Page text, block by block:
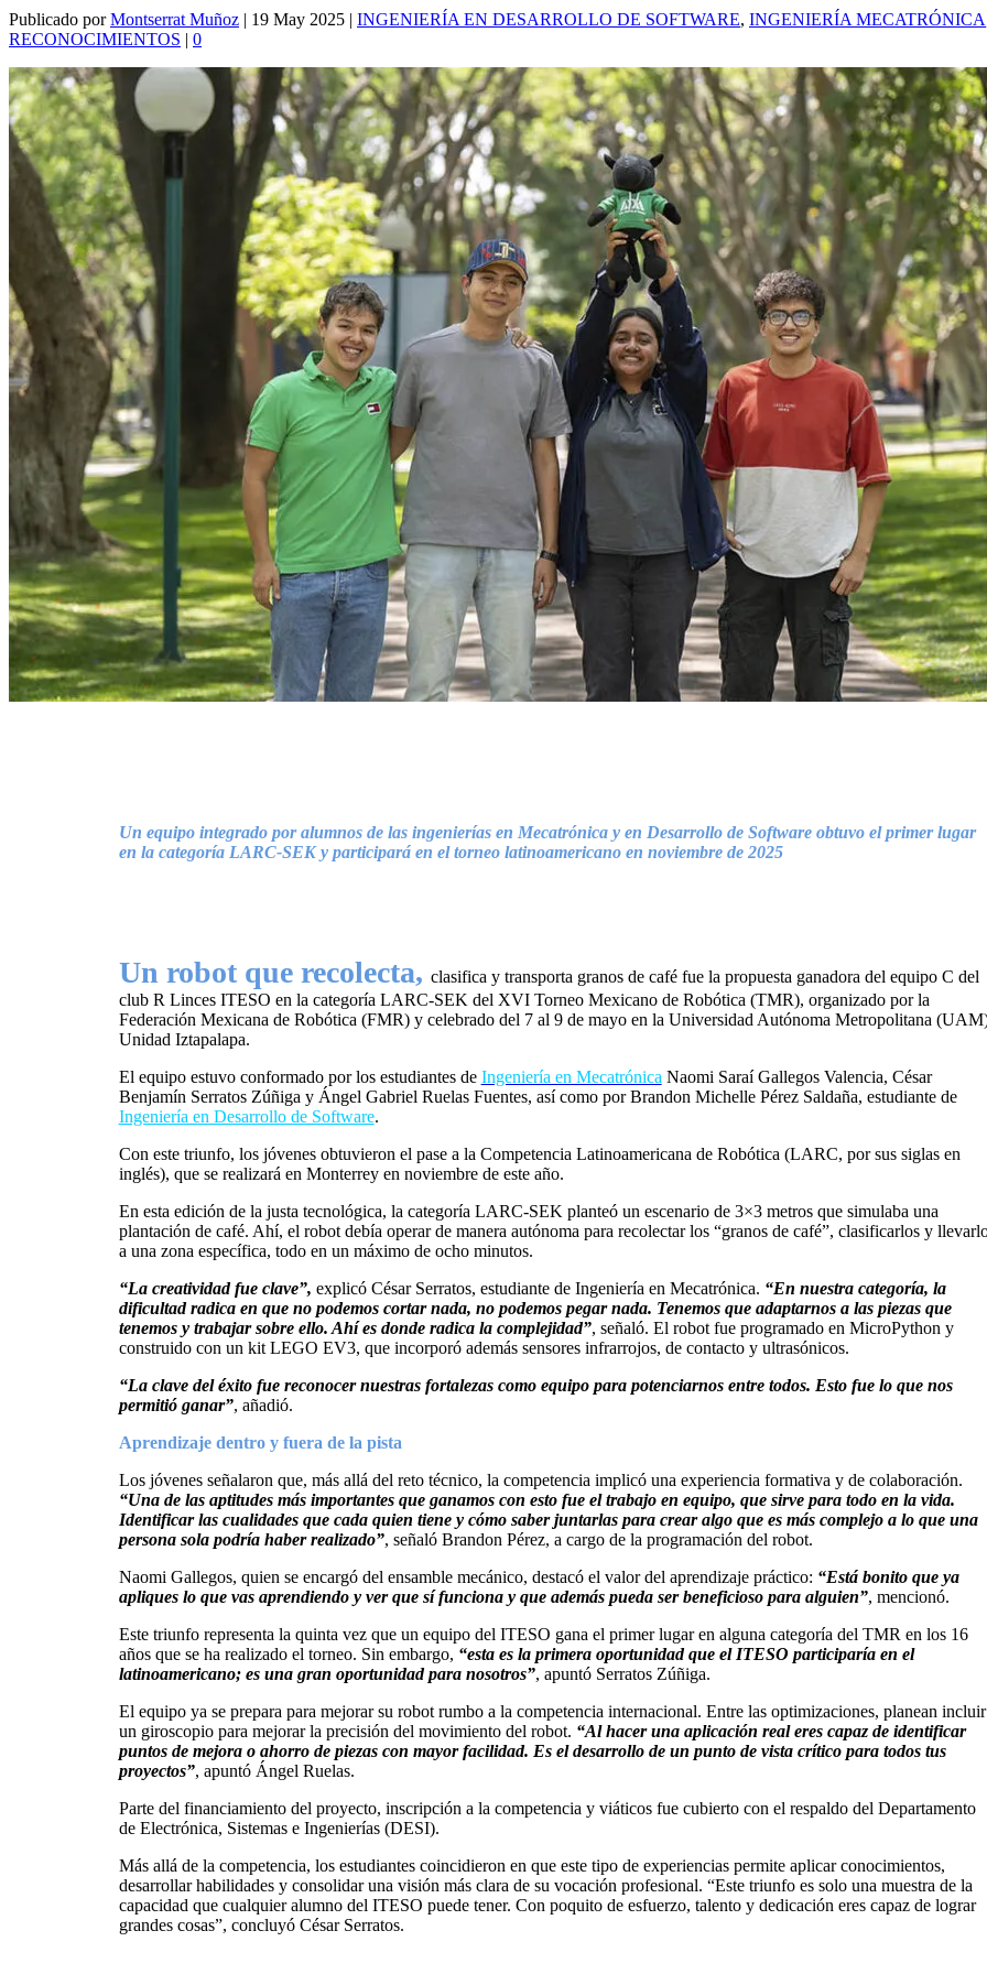
Publicado porMontserrat Muñoz | 19 May 2025 | INGENIERÍA EN DESARROLLO DE SOFTWARE, INGENIERÍA MECATRÓNICA
RECONOCIMIENTOS | 0
Un equipo integrado por alumnos de las ingenierías en Mecatrónica y en Desarrollo de Software obtuvo el primer lugar
en la categoría LARC-SEK y participará en el torneo latinoamericano en noviembre de 2025
Un robot que recolecta, clasifica y transporta granos de café fue la propuesta ganadora del equipo C del
club R Linces ITESO en la categoría LARC-SEK del XVI Torneo Mexicano de Robótica (TMR), organizado por la
Federación Mexicana de Robótica (FMR) y celebrado del 7 al 9 de mayo en la Universidad Autónoma Metropolitana
Unidad Iztapalapa.
El equipo estuvo conformado por los estudiantes de Ingeniería en Mecatrónica Naomi Saraí Gallegos Valencia, César
Benjamín Serratos Zúñiga y Ángel Gabriel Ruelas Fuentes, así como por Brandon Michelle Pérez Saldaña, estudiante de
Ingeniería en Desarrollo de Software.
Con este triunfo, los jóvenes obtuvieron el pase a la Competencia Latinoamericana de Robótica (LARC, por sus siglas en
inglés), que se realizará en Monterrey en noviembre de este año.
En esta edición de la justa tecnológica, la categoría LARC-SEK planteó un escenario de 3×3 metros que simulaba una
plantación de café. Ahí, el robot debía operar de manera autónoma para recolectar los “granos de café”, clasificarlos y
a una zona específica, todo en un máximo de ocho minutos.
“La creatividad fue clave”, explicó César Serratos, estudiante de Ingeniería en Mecatrónica. “En nuestra categoría, la
dificultad radica en que no podemos cortar nada, no podemos pegar nada. Tenemos que adaptarnos a las piezas que
tenemos y trabajar sobre ello. Ahí es donde radica la complejidad”, señaló. El robot fue programado en MicroPython y
construido con un kit LEGO EV3, que incorporó además sensores infrarrojos, de contacto y ultrasónicos.
“La clave del éxito fue reconocer nuestras fortalezas como equipo para potenciarnos entre todos. Esto fue lo que nos
permitió ganar”, añadió.
Aprendizaje dentro y fuera de la pista
Los jóvenes señalaron que, más allá del reto técnico, la competencia implicó una experiencia formativa y de colaboración.
“Una de las aptitudes más importantes que ganamos con esto fue el trabajo en equipo, que sirve para todo en la vida.
Identificar las cualidades que cada quien tiene y cómo saber juntarlas para crear algo que es más complejo a lo que una
persona sola podría haber realizado”, señaló Brandon Pérez, a cargo de la programación del robot.
Naomi Gallegos, quien se encargó del ensamble mecánico, destacó el valor del aprendizaje práctico: “Está bonito que ya
apliques lo que vas aprendiendo y ver que sí funciona y que además pueda ser beneficioso para alguien”, mencionó.
Este triunfo representa la quinta vez que un equipo del ITESO gana el primer lugar en alguna categoría del TMR en los 16
años que se ha realizado el torneo. Sin embargo, “esta es la primera oportunidad que el ITESO participaría en el
latinoamericano; es una gran oportunidad para nosotros”, apuntó Serratos Zúñiga.
El equipo ya se prepara para mejorar su robot rumbo a la competencia internacional. Entre las optimizaciones, planean incluir
un giroscopio para mejorar la precisión del movimiento del robot. “Al hacer una aplicación real eres capaz de identificar
puntos de mejora o ahorro de piezas con mayor facilidad. Es el desarrollo de un punto de vista crítico para todos tus
proyectos”, apuntó Ángel Ruelas.
Parte del financiamiento del proyecto, inscripción a la competencia y viáticos fue cubierto con el respaldo del Departamento
de Electrónica, Sistemas e Ingenierías (DESI).
Más allá de la competencia, los estudiantes coincidieron en que este tipo de experiencias permite aplicar conocimientos,
desarrollar habilidades y consolidar una visión más clara de su vocación profesional. “Este triunfo es solo una muestra de la
capacidad que cualquier alumno del ITESO puede tener. Con poquito de esfuerzo, talento y dedicación eres capaz de lograr
grandes cosas”, concluyó César Serratos.